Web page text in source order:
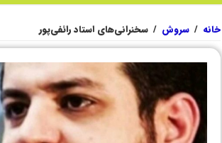
خانه / سروش / سخنرانی‌های استاد رائفی‌پور